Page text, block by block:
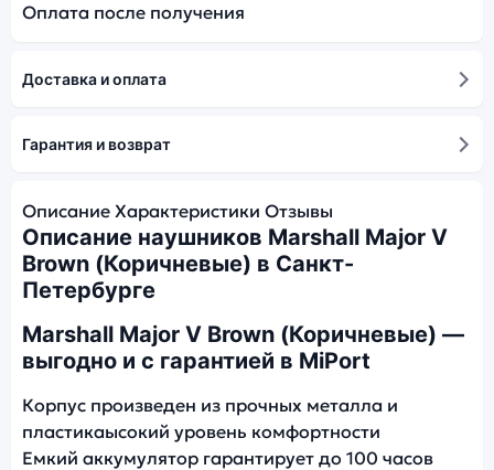
Оплата после получения
Доставка и оплата
Гарантия и возврат
Описание Характеристики Отзывы
Описание наушников Marshall Major V
Brown (Коричневые) в Санкт-
Петербурге
Marshall Major V Brown (Коричневые) —
выгодно и с гарантией в MiPort
Корпус произведен из прочных металла и
пластикаысокий уровень комфортности
Емкий аккумулятор гарантирует до 100 часов